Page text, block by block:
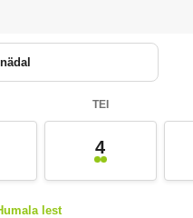
TEI
4
lest